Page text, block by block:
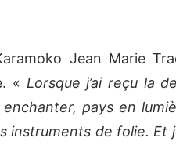
Jean Marie
« Lorsque j’ai reçu la
pays en
instruments de folie. Et